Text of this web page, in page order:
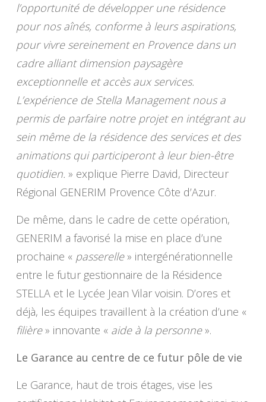
l’opportunité de développer une résidence
pour nos aînés, conforme à leurs aspirations,
pour vivre sereinement en Provence dans un
cadre alliant dimension paysagère
exceptionnelle et accès aux services.
L’expérience de Stella Management nous a
permis de parfaire notre projet en intégrant au
sein même de la résidence des services et des
animations qui participeront à leur bien-être
quotidien. » explique Pierre David, Directeur
Régional GENERIM Provence Côte d’Azur.
De même, dans le cadre de cette opération,
GENERIM a favorisé la mise en place d’une
prochaine « passerelle» intergénérationnelle
entre le futur gestionnaire de la Résidence
STELLA et le Lycée Jean Vilar voisin. D’ores et
déjà, les équipes travaillent à la création d’une «
filière» innovante « aide à la personne».
Le Garance au centre de ce futur pôle de vie
Le Garance, haut de trois étages, vise les